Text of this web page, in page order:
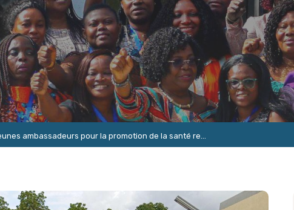
ambassadeurs pour la promotion de la santé re...